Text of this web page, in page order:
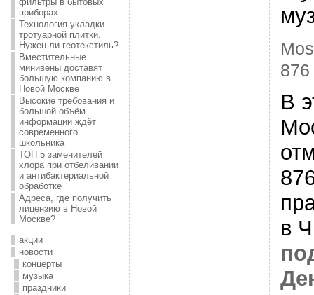
приборах
Технология укладки
тротуарной плитки.
Нужен ли геотекстиль?
Вместительные
минивены доставят
большую компанию в
Новой Москве
Высокие требования и
большой объём
информации ждёт
современного
школьника
ТОП 5 заменителей
хлора при отбеливании
и антибактериальной
обработке
Адреса, где получить
лицензию в Новой
Москве?
акции
новости
концерты
музыка
праздники
В
в